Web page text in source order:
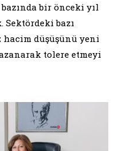
bazında bir önceki yıl
bazı
hacim düşüşünü yeni
tolere etmeyi